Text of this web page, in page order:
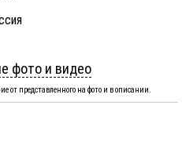
фото и видео
от представленного на фото и в описании.